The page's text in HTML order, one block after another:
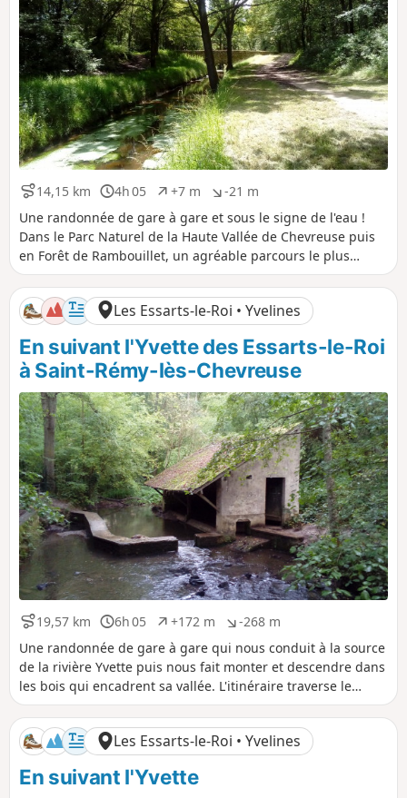
14,15 km
D
i
s
t
a
n
c
e
4h 05
D
u
r
é
e
+7 m
D
é
n
i
v
e
l
é
p
o
i
t
i
f
-21 m
D
é
n
i
v
e
l
é
n
é
g
a
t
i
f
Une randonnée de gare à gare et sous le signe de l'eau !
Dans le Parc Naturel de la Haute Vallée de Chevreuse puis
en Forêt de Rambouillet, un agréable parcours le plus
souvent ombragé, le long d'étangs, de petits canaux et
d'une charmante rivière, la Drouette.
Les Essarts-le-Roi • Yvelines
En suivant l'Yvette des Essarts-le-Roi
à Saint-Rémy-lès-Chevreuse
19,57 km
D
i
s
t
a
n
c
e
6h 05
D
u
r
é
e
+172 m
D
é
n
i
v
e
l
é
p
o
-268 m
D
é
n
i
v
e
l
é
n
Une randonnée de gare à gare qui nous conduit à la source
de la rivière Yvette puis nous fait monter et descendre dans
les bois qui encadrent sa vallée. L'itinéraire traverse le
Marais de Maincourt puis une zone de chaos rocheux. Les
parcours forestiers sont entrecoupés de la traversée de
villages ou de bourgs au riche patrimoine.
Les Essarts-le-Roi • Yvelines
En suivant l'Yvette